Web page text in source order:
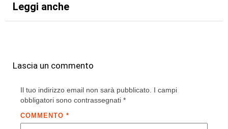
Leggi anche
Lascia un commento
Il tuo indirizzo email non sarà pubblicato. I campi
obbligatori sono contrassegnati *
COMMENTO *